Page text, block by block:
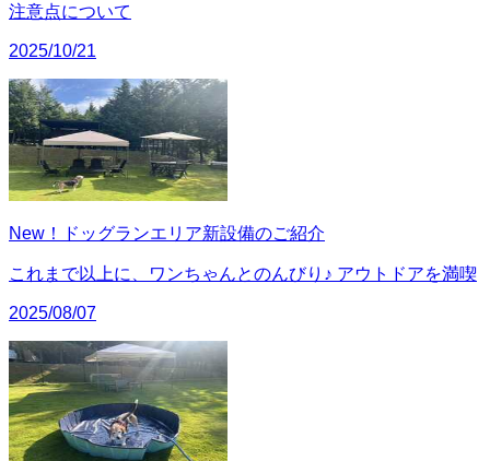
注意点について
2025/10/21
New！ドッグランエリア新設備のご紹介
これまで以上に、ワンちゃんとのんびり♪ アウトドアを満喫
2025/08/07